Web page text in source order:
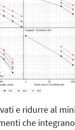
e ridurre al
che